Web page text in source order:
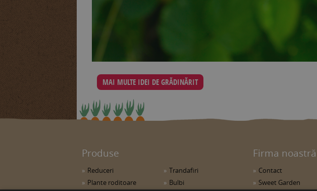
MAI MULTE IDEI DE GRĂDINĂRIT
Produse
Reduceri
Plante roditoare
Trandafiri
Bulbi
Firma noastră
Contact
Sweet Garden